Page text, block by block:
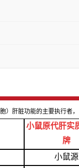
）肝脏功能的主要执行者
小鼠原代肝实
牌
小鼠源